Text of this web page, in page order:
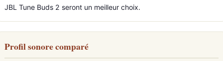
JBL Tune Buds 2 seront un meilleur choix.
Profil sonore comparé